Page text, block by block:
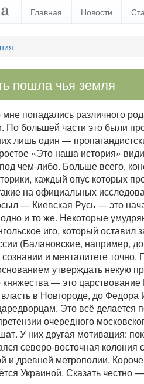
Главная Новости
пошла чья земля
попадались различного
По большей части это были
лишь один —
«Это наша история»
чем-либо. Больше всего,
каждый опус которых
на официальных
— Киевская Русь — это
одно и то же. Некоторые
иго, который
(Балановские, например,
сознании и менталитете
утверждать некую
княжества — это
в Новгороде, до
Это всё
очередного
У них другая мотивация:
северо-восточная
и древней метрополии.
Украиной. Сказать